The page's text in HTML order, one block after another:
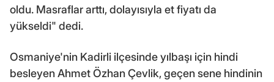
oldu. Masraflar arttı, dolayısıyla et fiyatı da
yükseldi" dedi.
Osmaniye'nin Kadirli ilçesinde yılbaşı için hindi
besleyen Ahmet Özhan Çevlik, geçen sene hindinin